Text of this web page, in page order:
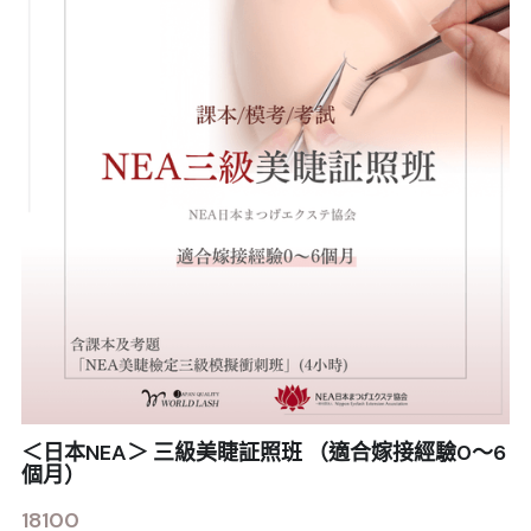
＜日本NEA＞ 三級美睫証照班 （適合嫁接經驗0～6
個月）
18100